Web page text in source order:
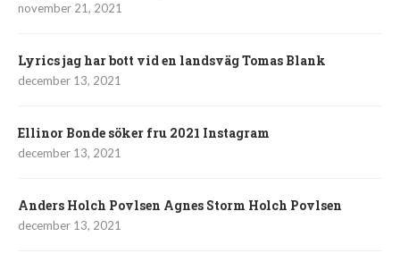
november 21, 2021
Lyrics jag har bott vid en landsväg Tomas Blank
december 13, 2021
Ellinor Bonde söker fru 2021 Instagram
december 13, 2021
Anders Holch Povlsen Agnes Storm Holch Povlsen
december 13, 2021